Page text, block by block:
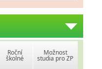
Roční
školné
Možnost
studia pro ZP